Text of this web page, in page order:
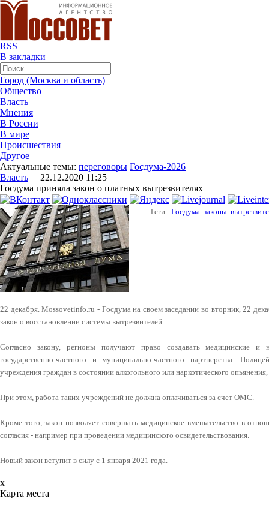
RSS
В закладки
Город (Москва и область)
Общество
Власть
Мнения
В России
В мире
Происшествия
Другое
Актуальные темы: переговоры Госдума-2026
Власть 22.12.2020 11:25
Госдума приняла закон о платных вытрезвителях
Теги: Госдума законы
22 декабря. Mossovetinfo.ru - Госдума на своем заседании во вторник, 22
закон о восстановлении системы вытрезвителей.
Согласно закону, регионы получают право создавать медицинские и
государственно-частного и муниципально-частного партнерства.
учреждения граждан в состоянии алкогольного или наркотического
При этом, работа таких учреждений не должна оплачиваться за счет ОМС.
Кроме того, закон позволяет совершать медицинское вмешательство в
согласия - например при проведении медицинского освидетельствования.
Новый закон вступит в силу с 1 января 2021 года.
x
Карта места